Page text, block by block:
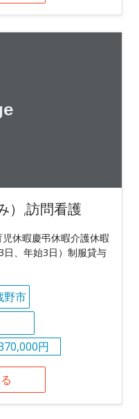
）,訪問看護
児休暇慶弔休暇介護休暇
、年始3日）制服貸与
野市
円